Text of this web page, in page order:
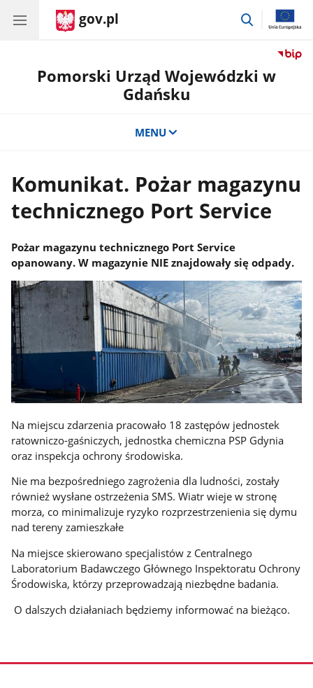
gov.pl
przejdź
Pomorski Urząd Wojewódzki w
Gdańsku
MENU
Komunikat. Pożar magazynu
technicznego Port Service
Pożar magazynu technicznego Port Service
opanowany. W magazynie NIE znajdowały się odpady.
Na miejscu zdarzenia pracowało 18 zastępów jednostek
ratowniczo-gaśniczych, jednostka chemiczna PSP Gdynia
oraz inspekcja ochrony środowiska.
Nie ma bezpośredniego zagrożenia dla ludności, zostały
również wysłane ostrzeżenia SMS. Wiatr wieje w stronę
morza, co minimalizuje ryzyko rozprzestrzenienia się dymu
nad tereny zamieszkałe
Na miejsce skierowano specjalistów z Centralnego
Laboratorium Badawczego Głównego Inspektoratu Ochrony
Środowiska, którzy przeprowadzają niezbędne badania.
O dalszych działaniach będziemy informować na bieżąco.